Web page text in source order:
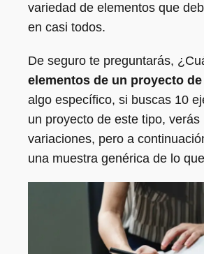
variedad de elementos que
en casi todos.
De seguro te preguntarás,
elementos de un proyecto
algo específico, si buscas 10
un proyecto de este tipo, verás
variaciones, pero a
una muestra genérica de lo